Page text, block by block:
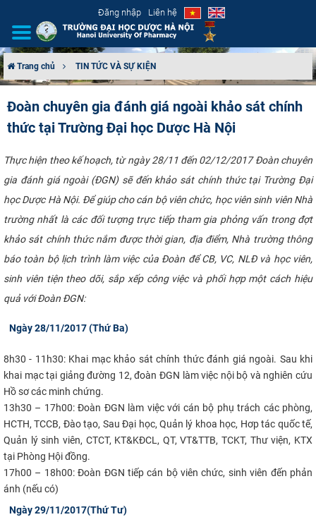
Đăng nhập Liên hệ
CƠ CẤU TỔ CHỨC
TUYỂN SINH
ĐÀO TẠO
ĐẢM BẢO CHẤT LƯỢNG
KHOA HỌC CÔNG NGHỆ
HTQT
CỰU NGƯỜI HỌC
Trang chủ TIN TỨC VÀ SỰ KIỆN
Đoàn chuyên gia đánh giá ngoài khảo sát chính
thức tại Trường Đại học Dược Hà Nội
Thực hiện theo kế hoạch, từ ngày 28/11 đến 02/12/2017 Đoàn chuyên
gia đánh giá ngoài (ĐGN) sẽ đến khảo sát chính thức tại Trường Đại
học Dược Hà Nội. Để giúp cho cán bộ viên chức, học viên sinh viên Nhà
trường nhất là các đối tượng trực tiếp tham gia phỏng vấn trong đợt
khảo sát chính thức nắm được thời gian, địa điểm, Nhà trường thông
báo toàn bộ lịch trình làm việc của Đoàn để CB, VC, NLĐ và học viên,
sinh viên tiện theo dõi, sắp xếp công việc và phối hợp một cách hiệu
quả với Đoàn ĐGN:​​​ ​
Ngày 28/11/2017 (Thứ Ba)​
8h30 - 11h30:Khai mạc khảo sát chính thức đánh giá ngoài. Sau khi
khai mạc tại giảng đường 12, đoàn ĐGN làm việc nội bộ và nghiên cứu
Hồ sơ các minh chứng.
13h30 – 17h00:Đoàn ĐGN làm việc với cán bộ phụ trách các phòng,
HCTH, TCCB, Đào tạo, Sau Đại học, Quản lý khoa học, Hơp tác quốc tế,
Quản lý sinh viên, CTCT, KT&KĐCL, QT, VT&TTB, TCKT, Thư viện, KTX
tại Phòng Hội đồng.
17h00 – 18h00:Đoàn ĐGN tiếp cán bộ viên chức, sinh viên đến phản
ánh (nếu có)
Ngày 29/11/2017(Thứ Tư)